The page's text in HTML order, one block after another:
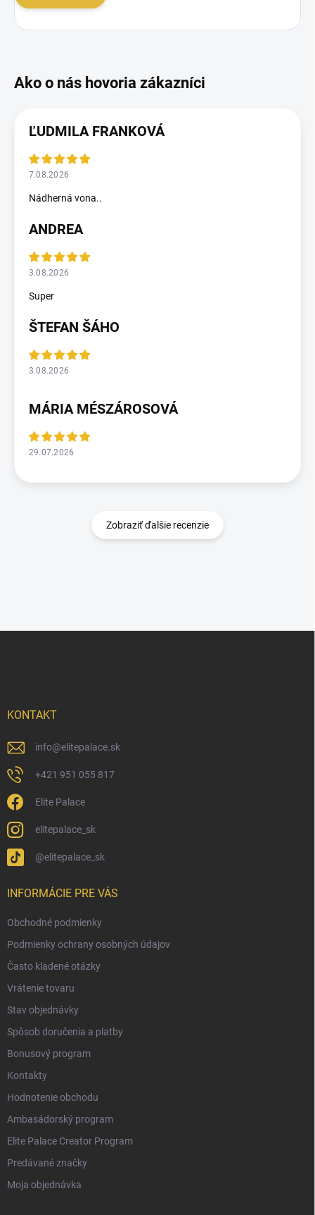
ĽUDMILA FRANKOVÁ
7.08.2026
Nádherná vona..
ANDREA
3.08.2026
Super
ŠTEFAN ŠÁHO
3.08.2026
MÁRIA MÉSZÁROSOVÁ
29.07.2026
Zobraziť ďalšie recenzie
KONTAKT
info@elitepalace.sk
+421 951 055 817
Elite Palace
elitepalace_sk
@elitepalace_sk
INFORMÁCIE PRE VÁS
Obchodné podmienky
Podmienky ochrany osobných údajov
Často kladené otázky
Vrátenie tovaru
Stav objednávky
Spôsob doručenia a platby
Bonusový program
Kontakty
Hodnotenie obchodu
Ambasádorský program
Elite Palace Creator Program
Predávané značky
Moja objednávka